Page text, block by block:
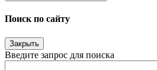
Поиск по сайту
Закрыть
Введите запрос для поиска